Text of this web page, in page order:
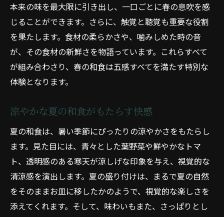
本来の味を最大限に引き出し、一口ごとに春の息吹を感
じることができます。さらに、触覚と聴覚も重要な役割
を果たします。食材の柔らかさや、噛みしめた時の音
が、その食材の新鮮さを物語っています。これらすべて
が組み合わさり、春の和食は五感すべてを満たす特別な
体験となります。
涼やかな夏の和食がもたらす快感
夏の和食は、暑い季節にぴったりの涼やかさをもたらし
ます。見た目には、青々とした葉野菜や鮮やかなトマ
ト、透明感のある寒天が涼しげな印象を与え、視覚的な
清涼感を演出します。夏の盛り付けは、まるで夏の自然
をそのままお皿に移したかのようで、視覚的な楽しさを
添えてくれます。そして、味わいもまた、さっぱりとし